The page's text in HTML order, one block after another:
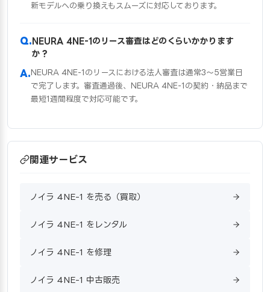
新モデルへの乗り換えもスムーズに対応しております。
NEURA 4NE-1のリース審査はどのくらいかかります
か？
NEURA 4NE-1のリースにおける法人審査は通常3〜5営業日
で完了します。審査通過後、NEURA 4NE-1の契約・納品まで
最短1週間程度で対応可能です。
関連サービス
ノイラ 4NE-1 を売る（買取）
ノイラ 4NE-1 をレンタル
ノイラ 4NE-1 を修理
ノイラ 4NE-1 中古販売